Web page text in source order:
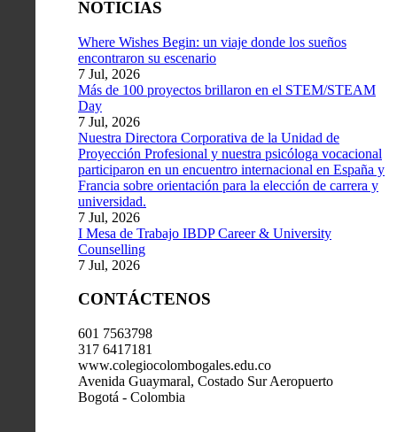
NOTICIAS
Where Wishes Begin: un viaje donde los sueños
encontraron su escenario
7 Jul, 2026
Más de 100 proyectos brillaron en el STEM/STEAM
Day
7 Jul, 2026
Nuestra Directora Corporativa de la Unidad de
Proyección Profesional y nuestra psicóloga vocacional
participaron en un encuentro internacional en España y
Francia sobre orientación para la elección de carrera y
universidad.
7 Jul, 2026
I Mesa de Trabajo IBDP Career & University
Counselling
7 Jul, 2026
CONTÁCTENOS
601 7563798
317 6417181
www.colegiocolombogales.edu.co
Avenida Guaymaral, Costado Sur Aeropuerto
Bogotá - Colombia